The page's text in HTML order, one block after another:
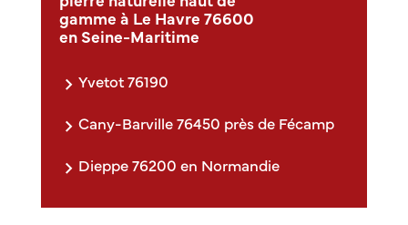
gamme à Le Havre 76600
en Seine-Maritime
Yvetot 76190
Cany-Barville 76450 près de Fécamp
Dieppe 76200 en Normandie